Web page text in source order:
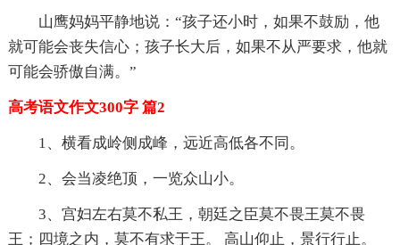
山鹰妈妈平静地说：“孩子还小时，如果不鼓励，他
就可能会丧失信心；孩子长大后，如果不从严要求，他就
可能会骄傲自满。”
高考语文作文300字 篇2
1、横看成岭侧成峰，远近高低各不同。
2、会当凌绝顶，一览众山小。
3、宫妇左右莫不私王，朝廷之臣莫不畏王莫不畏
王；四境之内，莫不有求于王。 高山仰止，景行行止。